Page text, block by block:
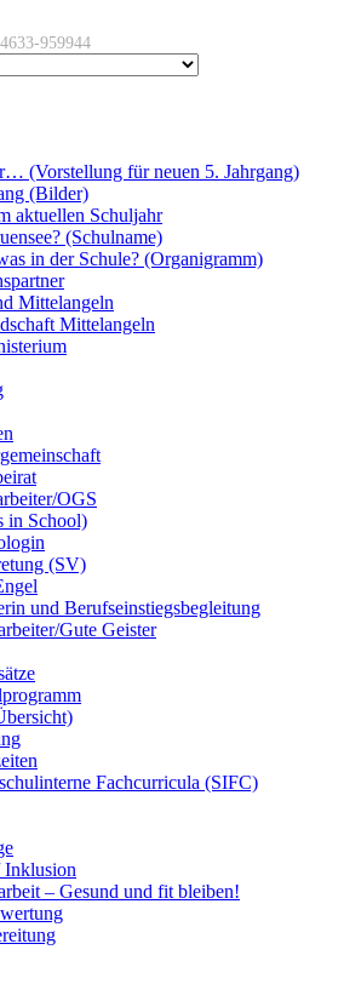
959944
(Vorstellung für neuen 5. Jahrgang)
(Bilder)
aktuellen Schuljahr
(Schulname)
in der Schule? (Organigramm)
Mittelangeln
Mittelangeln
OGS
in School)
(SV)
und Berufseinstiegsbegleitung
Gute Geister
Fachcurricula (SIFC)
Inklusion
– Gesund und fit bleiben!